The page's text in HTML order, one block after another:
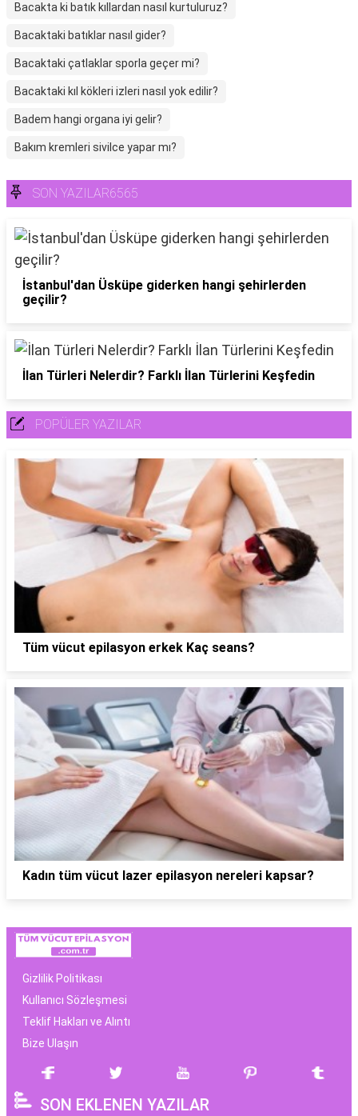
Bacakta ki batık kıllardan nasıl kurtuluruz?
Bacaktaki batıklar nasıl gider?
Bacaktaki çatlaklar sporla geçer mi?
Bacaktaki kıl kökleri izleri nasıl yok edilir?
Badem hangi organa iyi gelir?
Bakım kremleri sivilce yapar mı?
SON YAZILAR6565
İstanbul'dan Üsküpe giderken hangi şehirlerden
geçilir?
İlan Türleri Nelerdir? Farklı İlan Türlerini Keşfedin
POPÜLER YAZILAR
Tüm vücut epilasyon erkek Kaç seans?
Kadın tüm vücut lazer epilasyon nereleri kapsar?
Gizlilik Politikası
Kullanıcı Sözleşmesi
Teklif Hakları ve Alıntı
Bize Ulaşın
SON EKLENEN YAZILAR